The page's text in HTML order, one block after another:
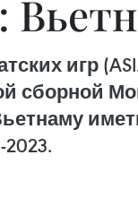
игр
сборной